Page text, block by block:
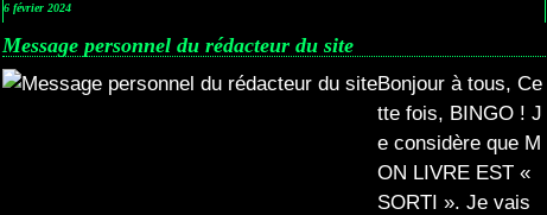
6 février 2024
Message personnel du rédacteur du site
Bonjour à tous, Ce
tte fois, BINGO ! J
e considère que M
ON LIVRE EST «
SORTI ». Je vais